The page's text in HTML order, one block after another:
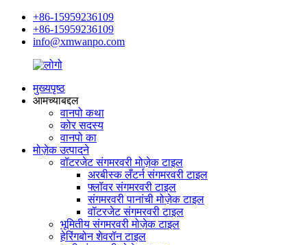
+86-15959236109
+86-15959236109
info@xmwanpo.com
मुख्यपृष्ठ
आमच्याबद्दल
वानपो कथा
कोर सदस्य
वानपो का
मोज़ेक उत्पादने
वॉटरजेट संगमरवरी मोज़ेक टाइल
अरबीस्क लँटर्न संगमरवरी टाइल
फ्लॉवर संगमरवरी टाइल
संगमरवरी पानांची मोज़ेक टाइल
वॉटरजेट संगमरवरी टाइल
भूमितीय संगमरवरी मोज़ेक टाइल
हेरिंगबोन शेवरॉन टाइल